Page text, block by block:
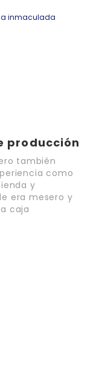
inmaculada
producción
también
como
y
era mesero y
caja